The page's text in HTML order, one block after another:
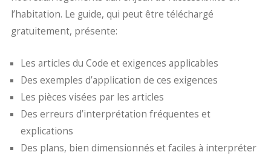
l’habitation. Le guide, qui peut être téléchargé
gratuitement, présente:
Les articles du Code et exigences applicables
Des exemples d’application de ces exigences
Les pièces visées par les articles
Des erreurs d’interprétation fréquentes et
explications
Des plans, bien dimensionnés et faciles à interpréter